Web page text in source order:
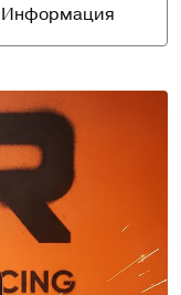
Информация